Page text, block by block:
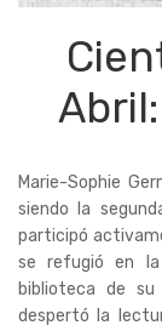
Marie-Sophie
siendo la
participó
se refugió en
biblioteca de
despertó la